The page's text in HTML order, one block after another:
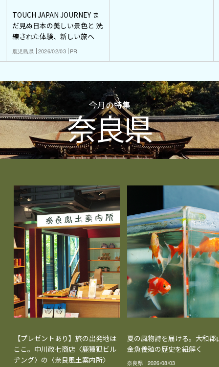
TOUCH JAPAN JOURNEY ま
だ見ぬ日本の美しい景色と 洗
練された体験、新しい旅へ
鹿児島県 2026/02/03 PR
今月の特集
奈良県
【プレゼントあり】旅の出発地は
ここ。中川政七商店〈鹿猿狐ビル
ヂング〉の〈奈良風土案内所〉
夏の風物詩を届ける。大和郡
金魚養殖の歴史を紐解く
奈良県 2026/08/03